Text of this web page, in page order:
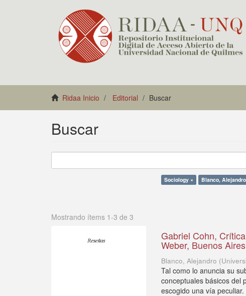
Ridaa Inicio Editorial Buscar
Buscar
Sociology × Blanco,
Mostrando ítems 1-3 de 3
Gabriel Cohn,
Weber, Buenos
Blanco, Alejandro (
Tal como lo anuncia su
conceptuales básicos del
escogido una vía peculiar.